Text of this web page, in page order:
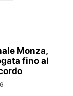
Monza,
fino al